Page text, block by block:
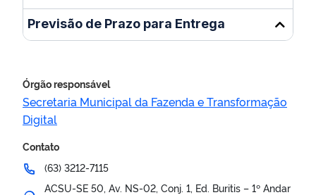
Previsão de Prazo para Entrega
Órgão responsável
Secretaria Municipal da Fazenda e Transformação
Digital
Contato
(63) 3212-7115
ACSU-SE 50, Av. NS-02, Conj. 1, Ed. Buritis – 1º Andar